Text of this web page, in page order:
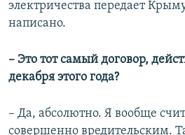
электричества передает
написано.
– Это тот самый договор,
декабря этого года?
– Да, абсолютно. Я вообще
совершенно вредительским.